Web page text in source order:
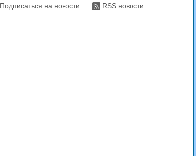
Подписаться на новости RSS новости